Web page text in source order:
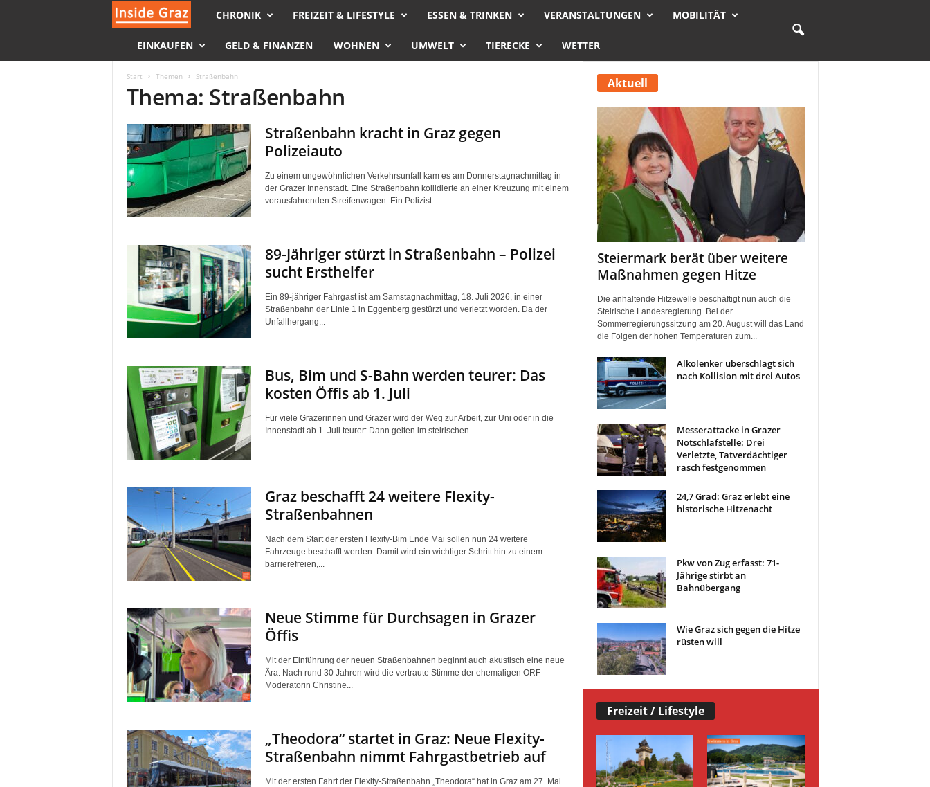
s
d
e
G
a
z
CHRONIK FREIZEIT & LIFESTYLE ESSEN & TRINKEN VERANSTALTUNGEN MOBILITÄT
EINKAUFEN GELD & FINANZEN WOHNEN UMWELT TIERECKE WETTER
Start Themen Straßenbahn
Thema: Straßenbahn
Straßenbahn kracht in Graz gegen
Polizeiauto
Zu einem ungewöhnlichen Verkehrsunfall kam es am Donnerstagnachmittag in
der Grazer Innenstadt. Eine Straßenbahn kollidierte an einer Kreuzung mit einem
vorausfahrenden Streifenwagen. Ein Polizist...
89-Jähriger stürzt in Straßenbahn – Polizei
sucht Ersthelfer
Ein 89-jähriger Fahrgast ist am Samstagnachmittag, 18. Juli 2026, in einer
Straßenbahn der Linie 1 in Eggenberg gestürzt und verletzt worden. Da der
Unfallhergang...
Bus, Bim und S-Bahn werden teurer: Das
kosten Öffis ab 1. Juli
Für viele Grazerinnen und Grazer wird der Weg zur Arbeit, zur Uni oder in die
Innenstadt ab 1. Juli teurer: Dann gelten im steirischen...
Graz beschafft 24 weitere Flexity-
Straßenbahnen
Nach dem Start der ersten Flexity-Bim Ende Mai sollen nun 24 weitere
Fahrzeuge beschafft werden. Damit wird ein wichtiger Schritt hin zu einem
barrierefreien,...
Neue Stimme für Durchsagen in Grazer
Öffis
Mit der Einführung der neuen Straßenbahnen beginnt auch akustisch eine neue
Ära. Nach rund 30 Jahren wird die vertraute Stimme der ehemaligen ORF-
Moderatorin Christine...
„Theodora“ startet in Graz: Neue Flexity-
Straßenbahn nimmt Fahrgastbetrieb auf
Mit der ersten Fahrt der Flexity-Straßenbahn „Theodora“ hat in Graz am 27. Mai
Aktuell
Steiermark berät über weitere
Maßnahmen gegen Hitze
Die anhaltende Hitzewelle beschäftigt nun auch die
Steirische Landesregierung. Bei der
Sommerregierungssitzung am 20. August will das Land
die Folgen der hohen Temperaturen zum...
Alkolenker überschlägt sich
nach Kollision mit drei Autos
Messerattacke in Grazer
Notschlafstelle: Drei
Verletzte, Tatverdächtiger
rasch festgenommen
24,7 Grad: Graz erlebt eine
historische Hitzenacht
Pkw von Zug erfasst: 71-
Jährige stirbt an
Bahnübergang
Wie Graz sich gegen die Hitze
rüsten will
Freizeit / Lifestyle